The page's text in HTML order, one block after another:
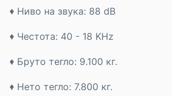
♦ Ниво на звука: 88 dB
♦ Честота: 40 - 18 KHz
♦ Бруто тегло: 9.100 кг.
♦ Нето тегло: 7.800 кг.